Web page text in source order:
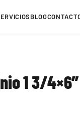
BLOG
1 3/4×6″